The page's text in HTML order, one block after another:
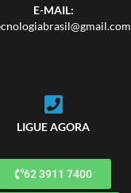
E-MAIL:
LIGUE AGORA
62 3911 7400